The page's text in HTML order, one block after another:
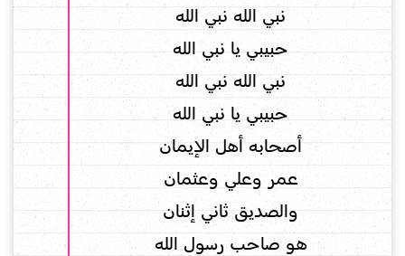
نبي الله نبي الله
حبيبي يا نبي الله
نبي الله نبي الله
حبيبي يا نبي الله
أصحابه أهل الإيمان
عمر وعلي وعثمان
والصديق ثاني إثنان
هو صاحب رسول الله